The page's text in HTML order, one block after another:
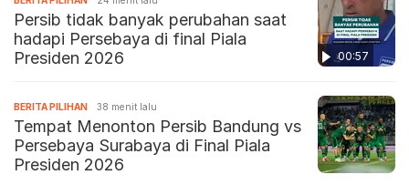
00:57
Persib tidak banyak perubahan saat
hadapi Persebaya di final Piala
Presiden 2026
BERITA PILIHAN 38 menit lalu
Tempat Menonton Persib Bandung vs
Persebaya Surabaya di Final Piala
Presiden 2026